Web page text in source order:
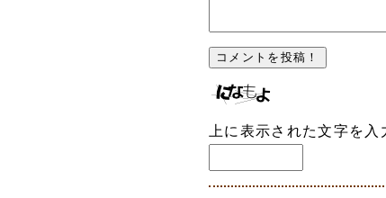
上に表示された文字を入